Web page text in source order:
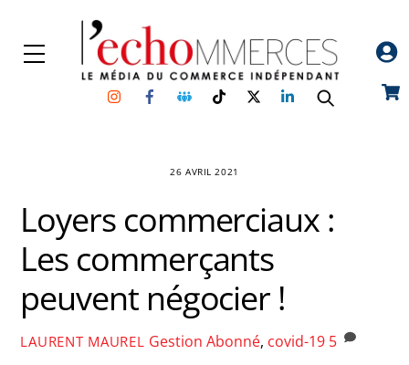
content
Menu
InstagramFacebookGroupe
Facebook
TikTokTwitterLinkedin
26 AVRIL 2021
Loyers commerciaux :
Les commerçants
peuvent négocier !
LAURENT MAUREL Gestion Abonné, covid-19 5